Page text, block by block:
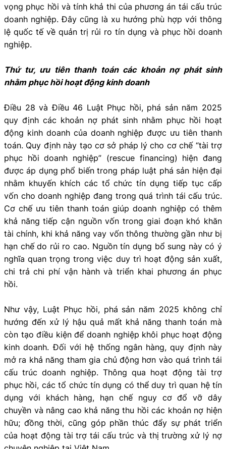
vọng phục hồi và tính khả thi của phương án tái cấu trúc
doanh nghiệp. Đây cũng là xu hướng phù hợp với thông
lệ quốc tế về quản trị rủi ro tín dụng và phục hồi doanh
nghiệp.
Thứ tư, ưu tiên thanh toán các khoản nợ phát sinh
nhằm phục hồi hoạt động kinh doanh
Điều 28 và Điều 46 Luật Phục hồi, phá sản năm 2025
quy định các khoản nợ phát sinh nhằm phục hồi hoạt
động kinh doanh của doanh nghiệp được ưu tiên thanh
toán. Quy định này tạo cơ sở pháp lý cho cơ chế “tài trợ
phục hồi doanh nghiệp” (rescue financing) hiện đang
được áp dụng phổ biến trong pháp luật phá sản hiện đại
nhằm khuyến khích các tổ chức tín dụng tiếp tục cấp
vốn cho doanh nghiệp đang trong quá trình tái cấu trúc.
Cơ chế ưu tiên thanh toán giúp doanh nghiệp có thêm
khả năng tiếp cận nguồn vốn trong giai đoạn khó khăn
tài chính, khi khả năng vay vốn thông thường gần như bị
hạn chế do rủi ro cao. Nguồn tín dụng bổ sung này có ý
nghĩa quan trọng trong việc duy trì hoạt động sản xuất,
chi trả chi phí vận hành và triển khai phương án phục
hồi.
Như vậy, Luật Phục hồi, phá sản năm 2025 không chỉ
hướng đến xử lý hậu quả mất khả năng thanh toán mà
còn tạo điều kiện để doanh nghiệp khôi phục hoạt động
kinh doanh. Đối với hệ thống ngân hàng, quy định này
mở ra khả năng tham gia chủ động hơn vào quá trình tái
cấu trúc doanh nghiệp. Thông qua hoạt động tài trợ
phục hồi, các tổ chức tín dụng có thể duy trì quan hệ tín
dụng với khách hàng, hạn chế nguy cơ đổ vỡ dây
chuyền và nâng cao khả năng thu hồi các khoản nợ hiện
hữu; đồng thời, cũng góp phần thúc đẩy sự phát triển
của hoạt động tài trợ tái cấu trúc và thị trường xử lý nợ